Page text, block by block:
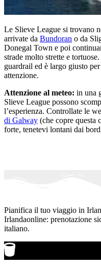
Le Slieve League si trovano
arrivate da Bundoran o da
Donegal Town e poi
strade molto strette e
guardrail ed è largo giusto
attenzione.
Attenzione al meteo: in una
Slieve League possono
l’esperienza. Controllate le
di Galway (che copre questa
forte, tenetevi lontani dai
Pianifica il tuo viaggio in
Irlandaonline: prenotazione
italiano.